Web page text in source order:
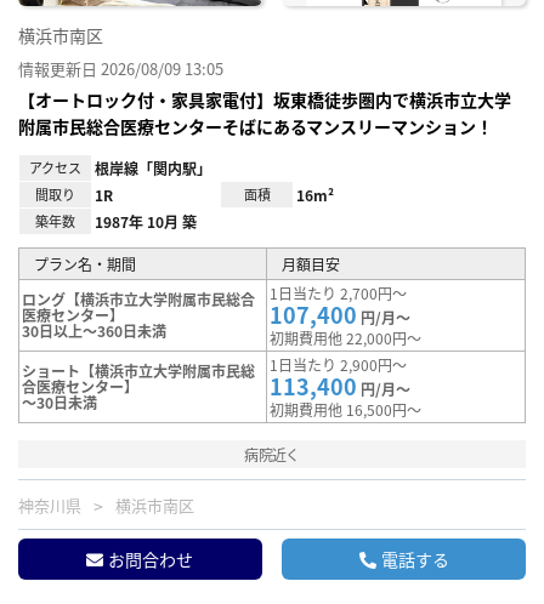
横浜市南区
情報更新日 2026/08/09 13:05
【オートロック付・家具家電付】坂東橋徒歩圏内で横浜市立大学
附属市民総合医療センターそばにあるマンスリーマンション！
アクセス 根岸線「関内駅」
間取り 1R 面積 16m²
築年数 1987年 10月 築
プラン名・期間
月額目安
ロング【横浜市立大学附属市民総合
医療センター】
30日以上～360日未満
1日当たり 2,700円～
107,400 円/月～
初期費用他 22,000円～
ショート【横浜市立大学附属市民総
合医療センター】
～30日未満
1日当たり 2,900円～
113,400 円/月～
初期費用他 16,500円～
病院近く
神奈川県 横浜市南区
お問合わせ 電話する